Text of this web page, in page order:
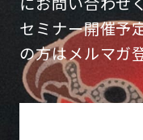
セミナー開催予
の方はメルマガ